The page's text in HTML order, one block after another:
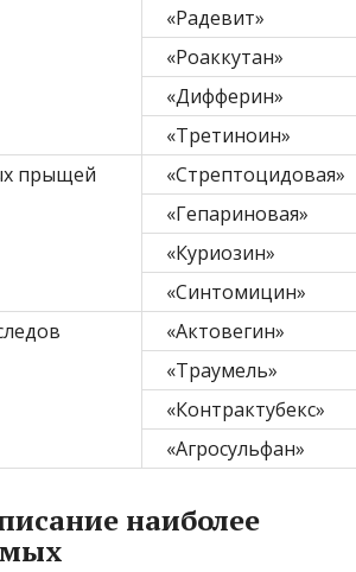
«Радевит»
«Роаккутан»
«Дифферин»
«Третиноин»
прыщей
«Стрептоцидовая»
«Гепариновая»
«Куриозин»
«Синтомицин»
«Актовегин»
«Траумель»
«Контрактубекс»
«Агросульфан»
наиболее